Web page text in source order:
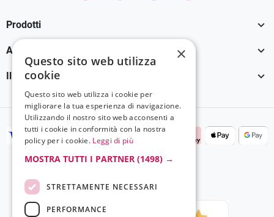
Prodotti 
Assistenza Clienti 
Il tuo account 
×
Questo sito web utilizza
cookie
Questo sito web utilizza i cookie per
migliorare la tua esperienza di navigazione.
Utilizzando il nostro sito web acconsenti a
tutti i cookie in conformità con la nostra
policy per i cookie. Leggi di più
MOSTRA TUTTI I PARTNER (1498) →
STRETTAMENTE NECESSARI
PERFORMANCE